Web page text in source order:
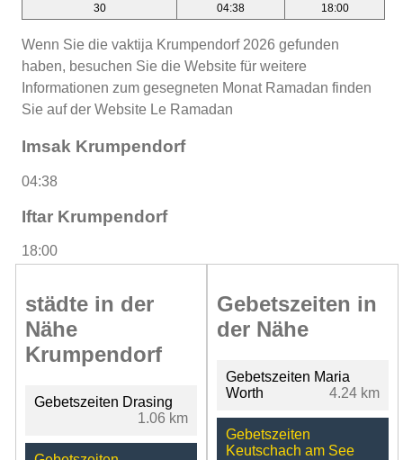
30
04:38 18:00
Wenn Sie die vaktija Krumpendorf 2026 gefunden
haben, besuchen Sie die Website für weitere
Informationen zum gesegneten Monat Ramadan finden
Sie auf der Website Le Ramadan
Imsak Krumpendorf
04:38
Iftar Krumpendorf
18:00
städte in der
Nähe
Krumpendorf
Gebetszeiten Drasing
1.06 km
Gebetszeiten in
der Nähe
Gebetszeiten Maria
Worth
4.24 km
Gebetszeiten
Keutschach am See